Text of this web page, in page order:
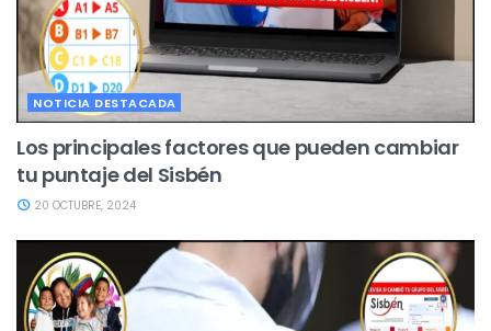
NOTICIA DESTACADA
Los principales factores que pueden cambiar
tu puntaje del Sisbén
20 OCTUBRE, 2024